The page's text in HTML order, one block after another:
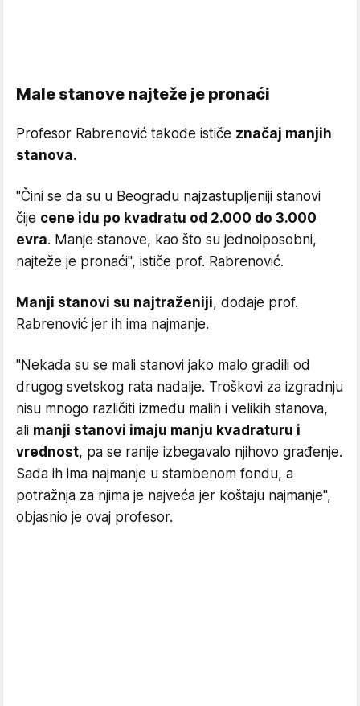
Male stanove najteže je pronaći
Profesor Rabrenović takođe ističe značaj manjih
stanova.
"Čini se da su u Beogradu najzastupljeniji stanovi
čije cene idu po kvadratu od 2.000 do 3.000
evra. Manje stanove, kao što su jednoiposobni,
najteže je pronaći", ističe prof. Rabrenović.
Manji stanovi su najtraženiji, dodaje prof.
Rabrenović jer ih ima najmanje.
"Nekada su se mali stanovi jako malo gradili od
drugog svetskog rata nadalje. Troškovi za izgradnju
nisu mnogo različiti između malih i velikih stanova,
ali manji stanovi imaju manju kvadraturu i
vrednost, pa se ranije izbegavalo njihovo građenje.
Sada ih ima najmanje u stambenom fondu, a
potražnja za njima je najveća jer koštaju najmanje",
objasnio je ovaj profesor.